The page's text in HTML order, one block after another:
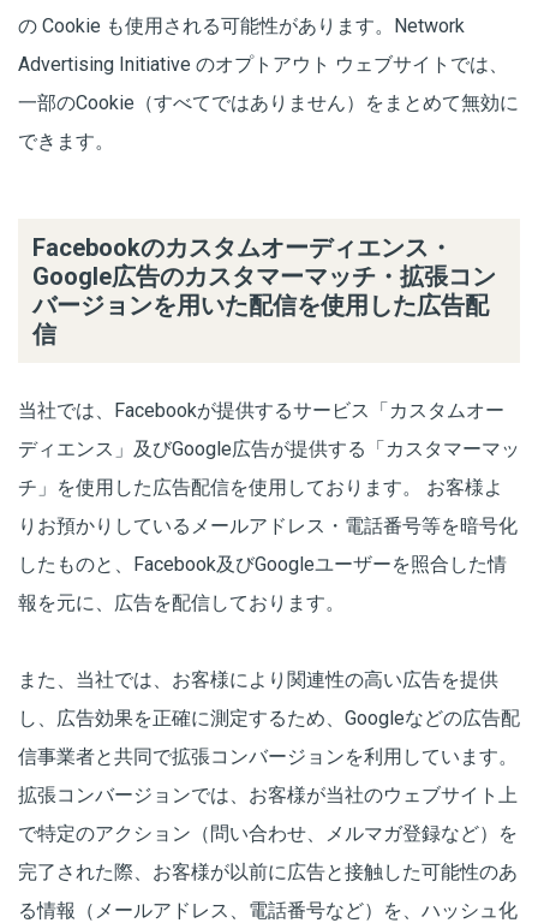
の Cookie も使用される可能性があります。Network
Advertising Initiative のオプトアウト ウェブサイトでは、
一部のCookie（すべてではありません）をまとめて無効に
できます。
Facebookのカスタムオーディエンス・
Google広告のカスタマーマッチ・ 拡張コン
バージョンを用いた配信を使用した広告配
信
当社では、Facebookが提供するサービス「カスタムオー
ディエンス」及びGoogle広告が提供する「カスタマーマッ
チ」を使用した広告配信を使用しております。 お客様よ
りお預かりしているメールアドレス・電話番号等を暗号化
したものと、Facebook及びGoogleユーザーを照合した情
報を元に、広告を配信しております。
また、当社では、お客様により関連性の高い広告を提供
し、広告効果を正確に測定するため、Googleなどの広告配
信事業者と共同で拡張コンバージョンを利用しています。
拡張コンバージョンでは、お客様が当社のウェブサイト上
で特定のアクション（問い合わせ、メルマガ登録など）を
完了された際、お客様が以前に広告と接触した可能性のあ
る情報（メールアドレス、電話番号など）を、ハッシュ化